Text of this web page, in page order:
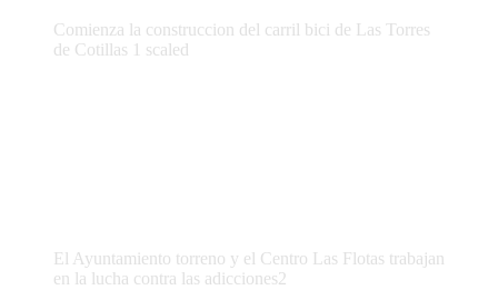
Comienza la construccion del carril bici de Las Torres
de Cotillas 1 scaled
El Ayuntamiento torreno y el Centro Las Flotas trabajan
en la lucha contra las adicciones2